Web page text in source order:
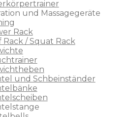
und Massagegeräte
Rack
Rack / Squat Rack
und Schbeinständer